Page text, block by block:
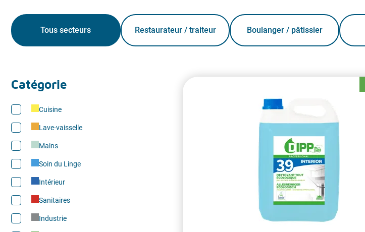
Tous secteurs Restaurateur / traiteur Boulanger / pâtissier
Catégorie
Cuisine
Lave-vaisselle
Mains
Soin du Linge
Intérieur
Sanitaires
Industrie